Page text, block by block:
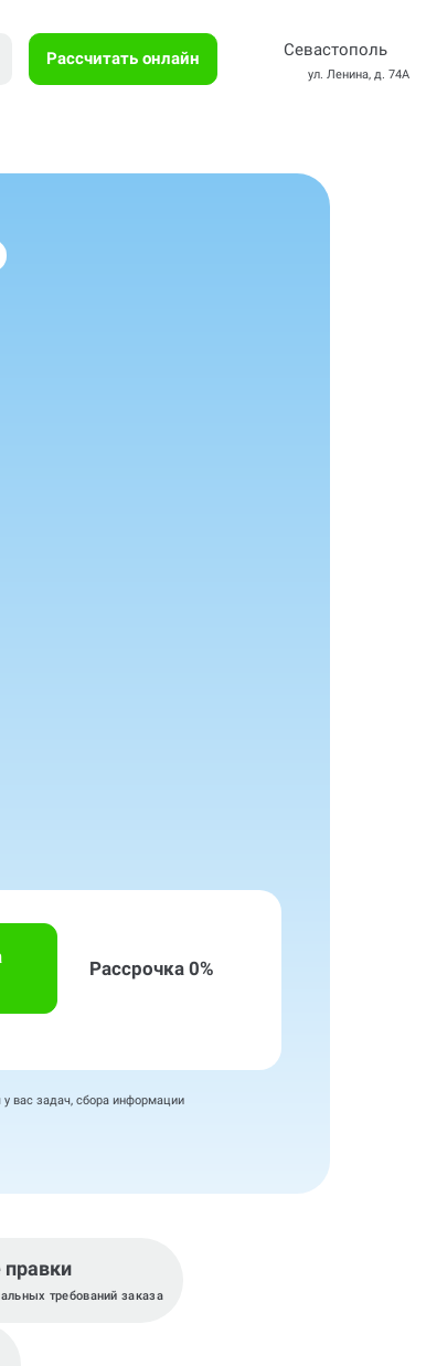
Рассчитать онлайн Севастополь
ул. Ленина, д. 74А
Рассрочка 0%
у вас задач, сбора информации
требований заказа